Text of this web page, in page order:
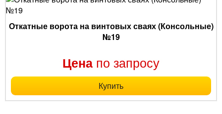
Откатные ворота на винтовых сваях (Консольные)
№19
Цена по запросу
Купить